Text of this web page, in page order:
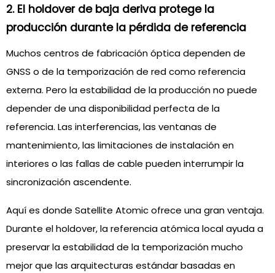
2. El holdover de baja deriva protege la
producción durante la pérdida de referencia
Muchos centros de fabricación óptica dependen de
GNSS o de la temporización de red como referencia
externa. Pero la estabilidad de la producción no puede
depender de una disponibilidad perfecta de la
referencia. Las interferencias, las ventanas de
mantenimiento, las limitaciones de instalación en
interiores o las fallas de cable pueden interrumpir la
sincronización ascendente.
Aquí es donde Satellite Atomic ofrece una gran ventaja.
Durante el holdover, la referencia atómica local ayuda a
preservar la estabilidad de la temporización mucho
mejor que las arquitecturas estándar basadas en